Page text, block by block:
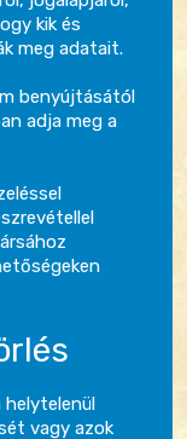
kik és
meg adatait.
benyújtásától
adja meg a
vagy azok